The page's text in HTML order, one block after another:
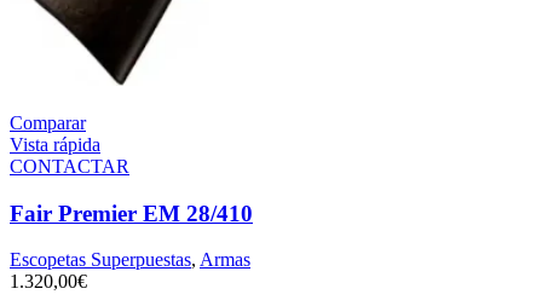
Comparar
Vista rápida
CONTACTAR
Fair Premier EM 28/410
Escopetas Superpuestas, Armas
1.320,00€